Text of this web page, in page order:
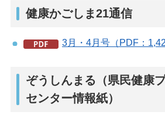
健康かごしま21通信
3月・4月号（PDF：
ぞうしんまる（県民健康
センター情報紙）